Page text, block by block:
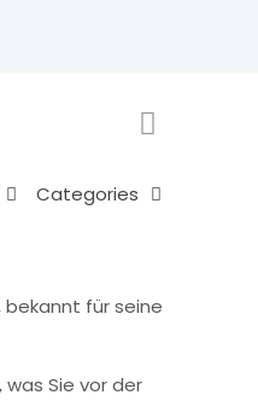
Categories
bekannt für seine
Sie vor der